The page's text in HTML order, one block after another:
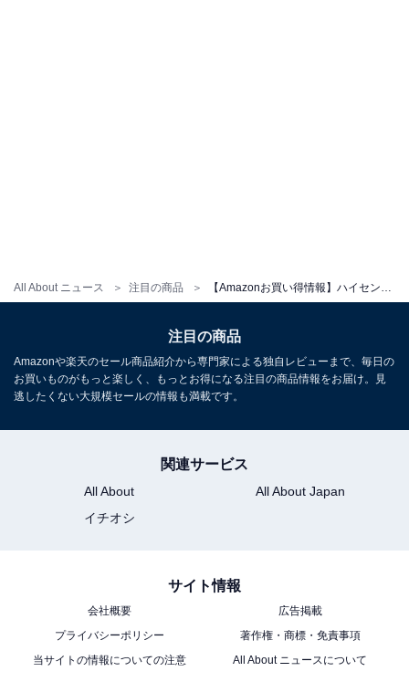
All About ニュース 注目の商品
ハイセンス ドラム式 洗濯乾燥機 洗濯8kg 乾燥4kg 洗剤自
Amazonで見る
注目の商品
Amazonや楽天のセール商品紹介から専門家による独自レビューまで、毎日の
お買いものがもっと楽しく、もっとお得になる注目の商品情報をお届け。見
逃したくない大規模セールの情報も満載です。
関連サービス
All About
All About Japan
イチオシ
サイト情報
会社概要
広告掲載
プライバシーポリシー
著作権・商標・免責事項
当サイトの情報についての注意
All About ニュースについて